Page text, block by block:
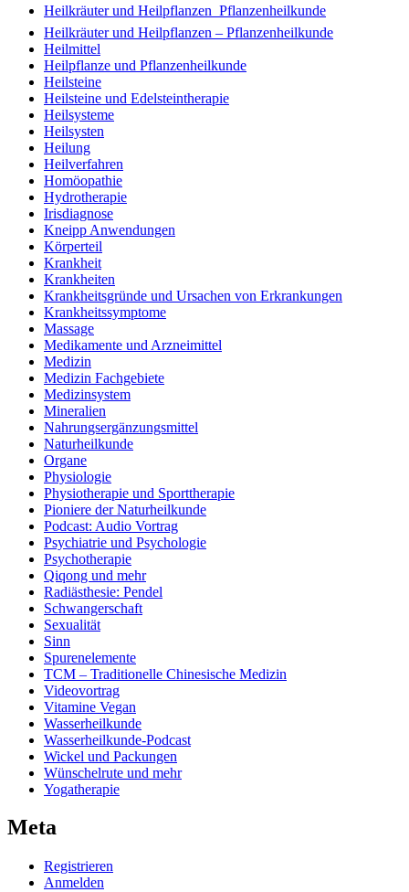
Heilkräuter und Heilpflanzen  Pflanzenheilkunde
Heilkräuter und Heilpflanzen – Pflanzenheilkunde
Heilmittel
Heilpflanze und Pflanzenheilkunde
Heilsteine
Heilsteine und Edelsteintherapie
Heilsysteme
Heilsysten
Heilung
Heilverfahren
Homöopathie
Hydrotherapie
Irisdiagnose
Kneipp Anwendungen
Körperteil
Krankheit
Krankheiten
Krankheitsgründe und Ursachen von Erkrankungen
Krankheitssymptome
Massage
Medikamente und Arzneimittel
Medizin
Medizin Fachgebiete
Medizinsystem
Mineralien
Nahrungsergänzungsmittel
Naturheilkunde
Organe
Physiologie
Physiotherapie und Sporttherapie
Pioniere der Naturheilkunde
Podcast: Audio Vortrag
Psychiatrie und Psychologie
Psychotherapie
Qiqong und mehr
Radiästhesie: Pendel
Schwangerschaft
Sexualität
Sinn
Spurenelemente
TCM – Traditionelle Chinesische Medizin
Videovortrag
Vitamine Vegan
Wasserheilkunde
Wasserheilkunde-Podcast
Wickel und Packungen
Wünschelrute und mehr
Yogatherapie
Meta
Registrieren
Anmelden